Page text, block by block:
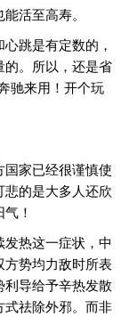
活至高寿。
跳是有定数的，
。所以，还是省
驰来用！开个玩
家已经很谨慎使
的是大多人还欣
！
热这一症状，中
方势均力敌时所表
导给予辛热发散
祛除外邪。而非